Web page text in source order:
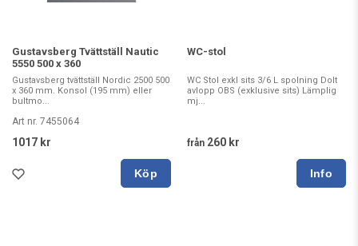
Gustavsberg Tvättställ Nautic
5550 500 x 360
Gustavsberg tvättställ Nordic 2500 500
x 360 mm. Konsol (195 mm) eller
bultmo...
Art nr. 7455064
1017 kr
Köp
WC-stol
WC Stol exkl sits 3/6 L spolning Dolt
avlopp OBS (exklusive sits) Lämplig
mj...
från 260 kr